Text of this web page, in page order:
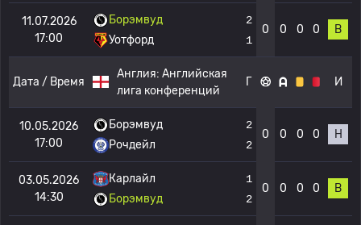
11.07.2026
17:00
Борэмвуд
Уотфорд
2
1
0 0 0 0 В
Дата / Время
Англия: Английская
лига конференций
Г И
10.05.2026
17:00
Борэмвуд
Рочдейл
2
2
0 0 0 0 Н
03.05.2026
14:30
Карлайл
Борэмвуд
1
2
0 0 0 0 В